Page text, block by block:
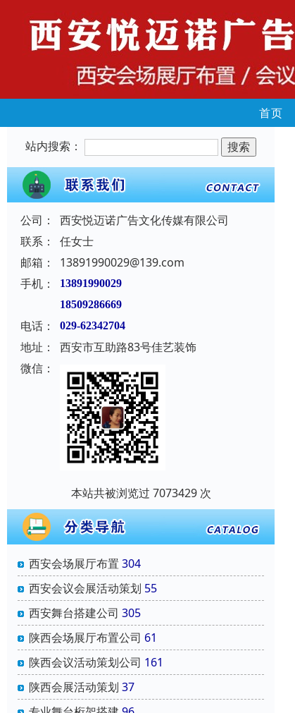
首页
站内搜索：
公司：
西安悦迈诺广告文化传媒有限公司
联系：
任女士
邮箱：
13891990029@139.com
手机：
13891990029
18509286669
电话： 029-62342704
地址：
西安市互助路83号佳艺装饰
微信：
本站共被浏览过 7073429 次
西安会场展厅布置 304
西安会议会展活动策划 55
西安舞台搭建公司 305
陕西会场展厅布置公司 61
陕西会议活动策划公司 161
陕西会展活动策划 37